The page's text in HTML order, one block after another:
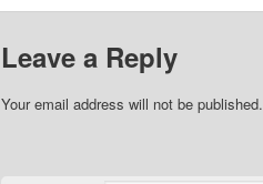
Leave a Reply
Your email address will not be published.